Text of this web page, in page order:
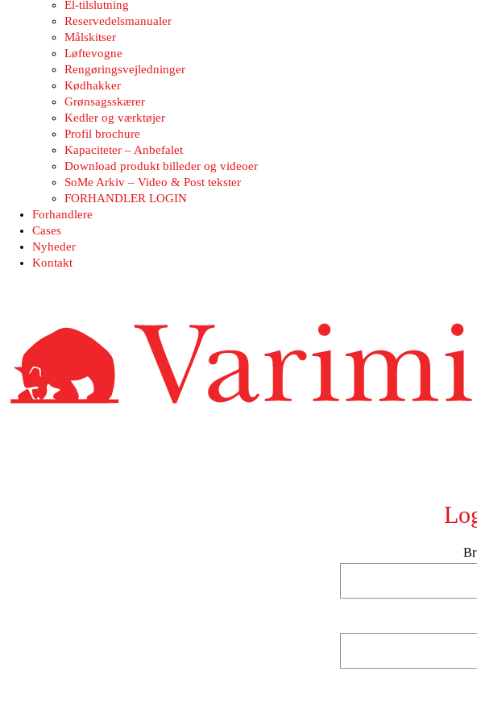
El-tilslutning
Reservedelsmanualer
Målskitser
Løftevogne
Rengøringsvejledninger
Kødhakker
Grønsagsskærer
Kedler og værktøjer
Profil brochure
Kapaciteter – Anbefalet
Download produkt billeder og videoer
SoMe Arkiv – Video & Post tekster
FORHANDLER LOGIN
Forhandlere
Cases
Nyheder
Kontakt